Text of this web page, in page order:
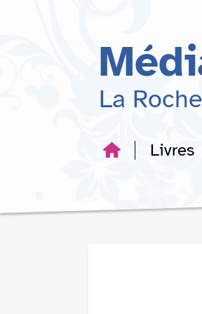
recherche
La
Livres